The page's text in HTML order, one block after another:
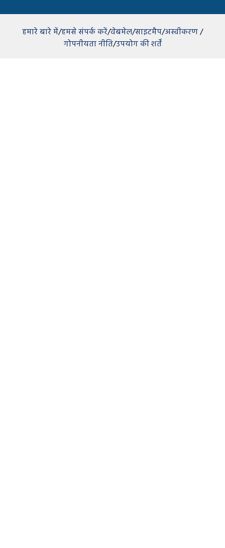
हमारे बारे में/हमसे संपर्क करें/वेबमेल/साइटमैप/अस्वीकरण/
गोपनीयता नीति/उपयोग की शर्तें